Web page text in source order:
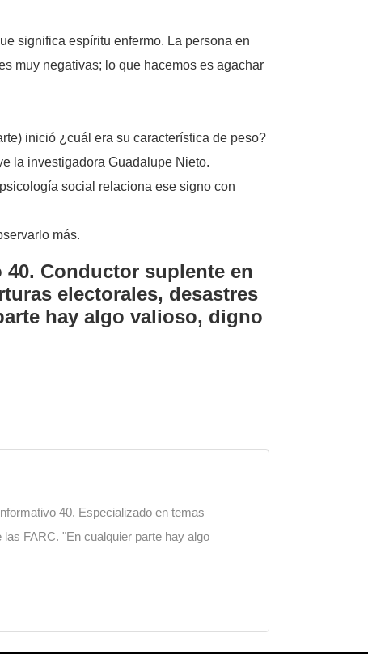
significa espíritu enfermo. La persona en
muy negativas; lo que hacemos es agachar
inició ¿cuál era su característica de peso?
la investigadora Guadalupe Nieto.
social relaciona ese signo con
más.
Conductor suplente en
electorales, desastres
hay algo valioso, digno
40. Especializado en temas
FARC. "En cualquier parte hay algo